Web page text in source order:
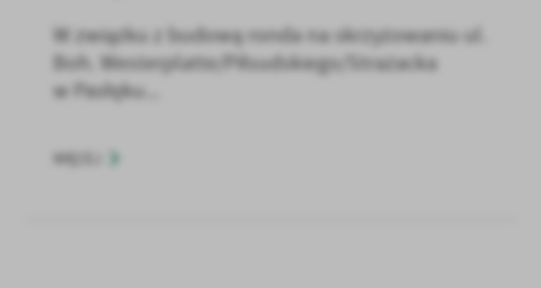
W związku z budową ronda na skrzyżowaniu ul.
Boh. Westerplatte/Piłsudskiego/Strażacka
w Pasłęku...